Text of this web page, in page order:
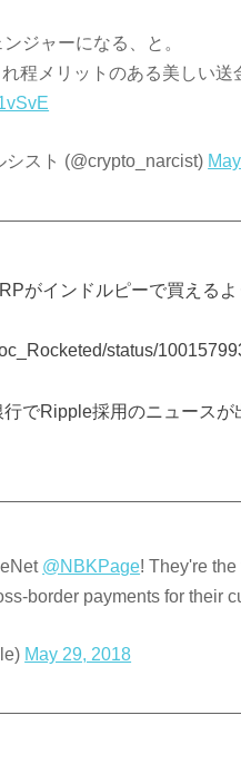
ジャーになる、と。
程メリットのある美しい
スト (@crypto_narcist)
がインドルピーで買えるよ
status/
でRipple採用のニュース
@NBKPage! They're
border payments for their
May 29, 2018